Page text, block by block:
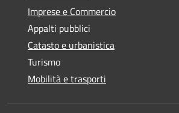
Imprese e Commercio
Appalti pubblici
Catasto e urbanistica
Turismo
Mobilità e trasporti